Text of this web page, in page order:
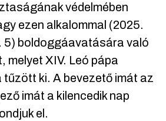
védelmében
ezen alkalommal (2025.
5) boldoggáavatására való
melyet XIV. Leó pápa
tűzött ki. A bevezető imát az
imát a kilencedik nap
el.